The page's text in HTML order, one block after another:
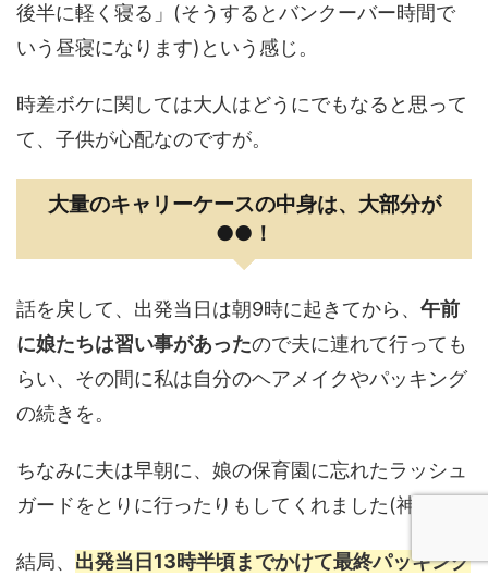
後半に軽く寝る」(そうするとバンクーバー時間で
いう昼寝になります)という感じ。
時差ボケに関しては大人はどうにでもなると思って
て、子供が心配なのですが。
大量のキャリーケースの中身は、大部分が
●●！
話を戻して、出発当日は朝9時に起きてから、 午前
に娘たちは習い事があったので夫に連れて行っても
らい、その間に私は自分のヘアメイクやパッキング
の続きを。
ちなみに夫は早朝に、娘の保育園に忘れたラッシュ
ガードをとりに行ったりもしてくれました(神)。
結局、 出発当日13時半頃までかけて最終パッキング